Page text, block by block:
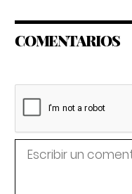
COMENTARIOS